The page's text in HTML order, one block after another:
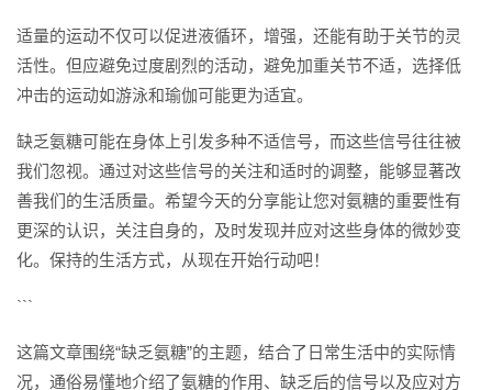
适量的运动不仅可以促进液循环，增强，还能有助于关节的灵
活性。但应避免过度剧烈的活动，避免加重关节不适，选择低
冲击的运动如游泳和瑜伽可能更为适宜。
缺乏氨糖可能在身体上引发多种不适信号，而这些信号往往被
我们忽视。通过对这些信号的关注和适时的调整，能够显著改
善我们的生活质量。希望今天的分享能让您对氨糖的重要性有
更深的认识，关注自身的，及时发现并应对这些身体的微妙变
化。保持的生活方式，从现在开始行动吧！
```
这篇文章围绕“缺乏氨糖”的主题，结合了日常生活中的实际情
况，通俗易懂地介绍了氨糖的作用、缺乏后的信号以及应对方